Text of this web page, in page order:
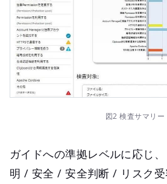
図2 検査サマリー
ガイドへの準拠レベルに応じ
明 / 安全 / 安全判断 / リスク